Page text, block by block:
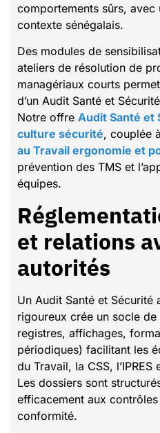
comportements sûrs, avec
contexte sénégalais.
Des modules de
ateliers de résolution de
managériaux courts
d’un Audit Santé et
Notre offre Audit Santé et
culture sécurité, couplée à
au Travail ergonomie et
prévention des TMS et
équipes.
et relations
autorités
Un Audit Santé et Sécurité
rigoureux crée un socle
registres, affichages,
périodiques) facilitant les
du Travail, la CSS,
Les dossiers sont
efficacement aux
conformité.